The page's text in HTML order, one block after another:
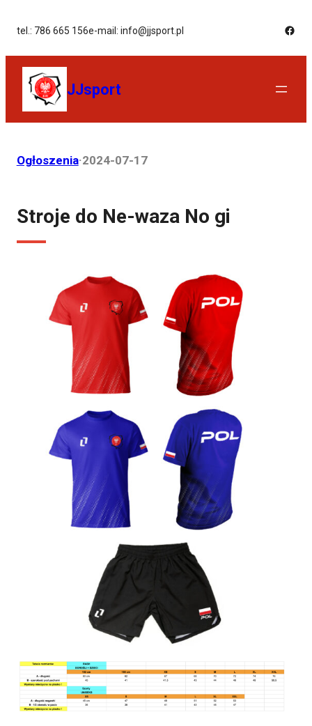
tel.: 786 665 156e-mail: info@jjsport.pl
JJsport
Ogłoszenia·2024-07-17
Stroje do Ne-waza No gi